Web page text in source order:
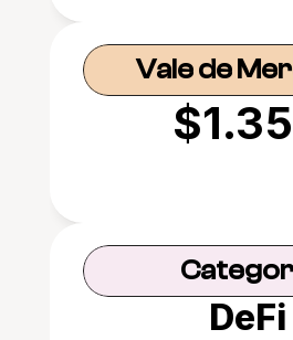
Vale de
DeFi